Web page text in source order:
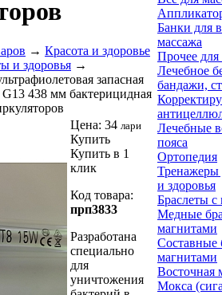
→ Красота и здоровье
и здоровья →
запасная
438 мм бактерицидная
Цена: 34 лари
Купить
Купить в 1
клик
Код товара:
прп3833
Разработана
специально
для
уничтожения
Банки для
массажа
Прочее для
Лечебное
бандажи,
Лечебные
пояса
Ортопедия
Тренажеры
и здоровья
Браслеты
Медные
магнитами
Составные
магнитами
Восточная
Мокса